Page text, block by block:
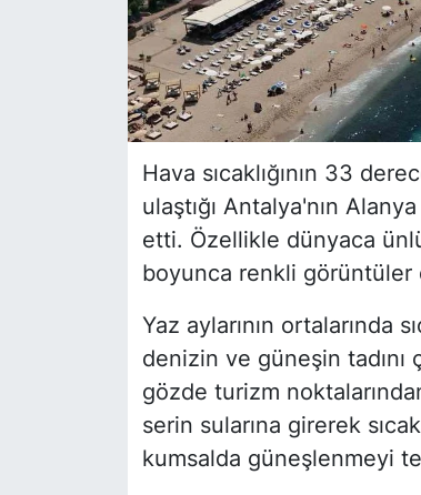
Hava sıcaklığının 33
ulaştığı Antalya'nın
etti. Özellikle dünyaca
boyunca renkli görüntüler
Yaz aylarının ortalarında
denizin ve güneşin tadını
gözde turizm
serin sularına girerek
kumsalda güneşlenmeyi